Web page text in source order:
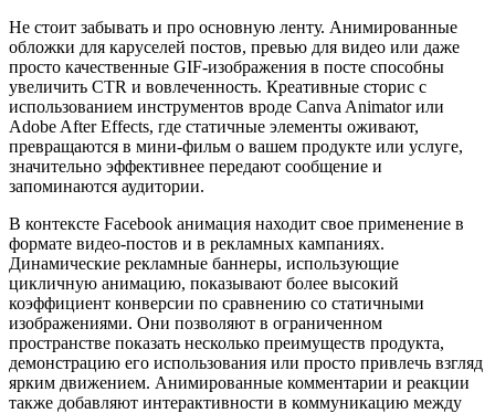
Не стоит забывать и про основную ленту. Анимированные
обложки для каруселей постов, превью для видео или даже
просто качественные GIF-изображения в посте способны
увеличить CTR и вовлеченность. Креативные сторис с
использованием инструментов вроде Canva Animator или
Adobe After Effects, где статичные элементы оживают,
превращаются в мини-фильм о вашем продукте или услуге,
значительно эффективнее передают сообщение и
запоминаются аудитории.
В контексте Facebook анимация находит свое применение в
формате видео-постов и в рекламных кампаниях.
Динамические рекламные баннеры, использующие
цикличную анимацию, показывают более высокий
коэффициент конверсии по сравнению со статичными
изображениями. Они позволяют в ограниченном
пространстве показать несколько преимуществ продукта,
демонстрацию его использования или просто привлечь взгляд
ярким движением. Анимированные комментарии и реакции
также добавляют интерактивности в коммуникацию между